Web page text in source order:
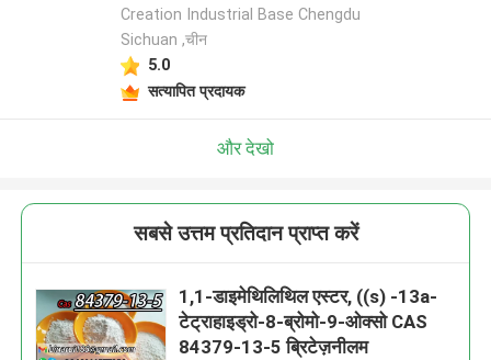
Creation Industrial Base Chengdu
Sichuan ,चीन
5.0
सत्यापित प्रदायक
और देखो
सबसे उत्तम प्रतिदान प्राप्त करें
1,1-डाइमेथिलिथिल एस्टर, ((s) -13a-
टेट्राहाइड्रो-8-ब्रोमो-9-ओक्सो CAS
84379-13-5 ब्रिटेज़नीलम